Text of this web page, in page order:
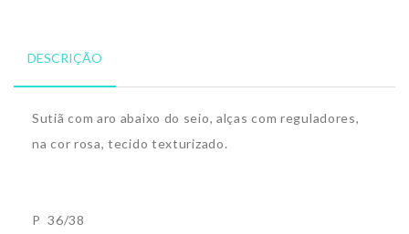
DESCRIÇÃO
Sutiã com aro abaixo do seio, alças com reguladores,
na cor rosa, tecido texturizado.
P 36/38